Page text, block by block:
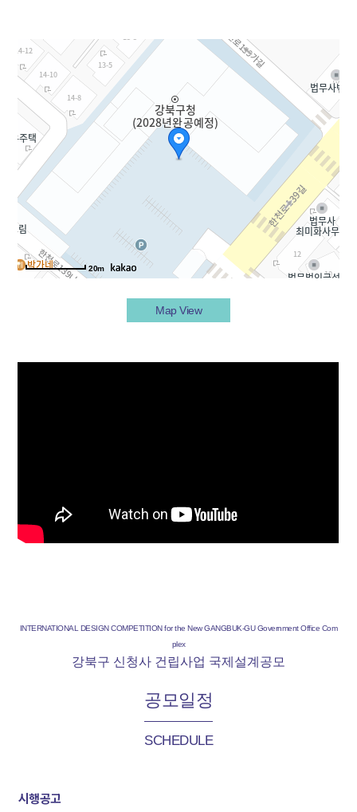
20m
Map View
INTERNATIONAL DESIGN COMPETITION for the New GANGBUK-GU Government Office Com
plex
강북구 신청사 건립사업 국제설계공모
공모일정
SCHEDULE
시행공고